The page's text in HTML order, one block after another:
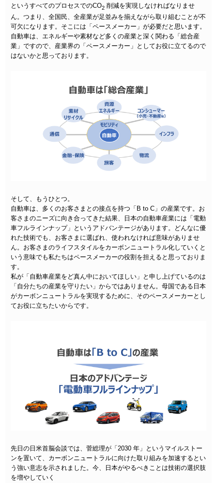
というすべてのプロセスでのCO2 削減を実現しなければなりませ
ん。つまり、全国民、全産業が足並みを揃えながら取り組むことが不
可欠になります。そこには「ペースメーカー」が必要だと思います。
自動車は、エネルギーや素材など多くの産業と深く関わる「総合産
業」ですので、産業界の「ペースメーカー」としてお役に立てるので
はないかと思っております。
そして、もうひとつ。
自動車は、多くのお客さまとの接点を持つ「B to C」の産業です。お
客さまのニーズに向き合ってきた結果、日本の自動車産業には「電動
車フルラインナップ」というアドバンテージがあります。どんなに優
れた技術でも、お客さまに選ばれ、使われなければ意味がありませ
ん。お客さまのライフスタイルをカーボンニュートラル化していくと
いう意味でも私たちはペースメーカーの役割を担えると思っておりま
す。
私が「自動車産業をど真ん中においてほしい」と申し上げているのは
「自分たちの産業を守りたい」からではありません。母国である日本
がカーボンニュートラルを実現するために、そのペースメーカーとし
てお役に立ちたいからです。
先日の日米首脳会談では、菅総理が「2030 年」というマイルストー
ンを置いて、カーボンニュートラルに向けた取り組みを加速するとい
う強い意志を示されました。今、日本がやるべきことは技術の選択肢
を増やしていく